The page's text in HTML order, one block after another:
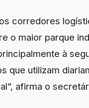
corredores
o maior parque
à
que utilizam
afirma o